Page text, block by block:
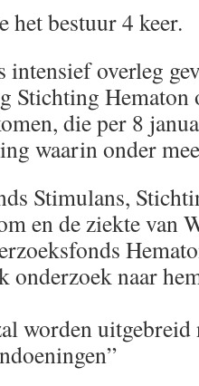
het bestuur 4 keer.
overleg
Stichting Hematon
die per 8
waarin onder
Stimulans,
en de ziekte van
onderzoek naar
worden uitgebreid